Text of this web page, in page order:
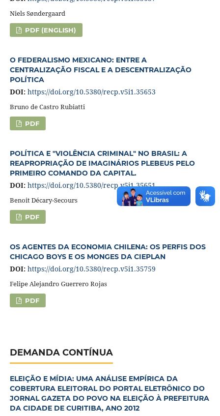
Niels Søndergaard
PDF (ENGLISH)
O FEDERALISMO MEXICANO: ENTRE A
CENTRALIZAÇÃO FISCAL E A DESCENTRALIZAÇÃO
POLÍTICA
DOI: https://doi.org/10.5380/recp.v5i1.35653
Bruno de Castro Rubiatti
PDF
POLÍTICA E "VIOLÊNCIA CRIMINAL" NO BRASIL: A
REAPROPRIAÇÃO DE IMAGINÁRIOS PLEBEUS PELO
PRIMEIRO COMANDO DA CAPITAL.
DOI: https://doi.org/10.5380/recp.v5i1.35651
Benoit Décary-Secours
PDF
OS AGENTES DA ECONOMIA CHILENA: OS PERFIS DOS
CHICAGO BOYS E OS MONGES DA CIEPLAN
DOI: https://doi.org/10.5380/recp.v5i1.35759
Felipe Alejandro Guerrero Rojas
PDF
DEMANDA CONTÍNUA
ELEIÇÃO E MÍDIA: UMA ANÁLISE EMPÍRICA DA
COBERTURA ELEITORAL DO PORTAL ELETRÔNICO DO
JORNAL GAZETA DO POVO NA ELEIÇÃO À PREFEITURA
DA CIDADE DE CURITIBA, ANO 2012